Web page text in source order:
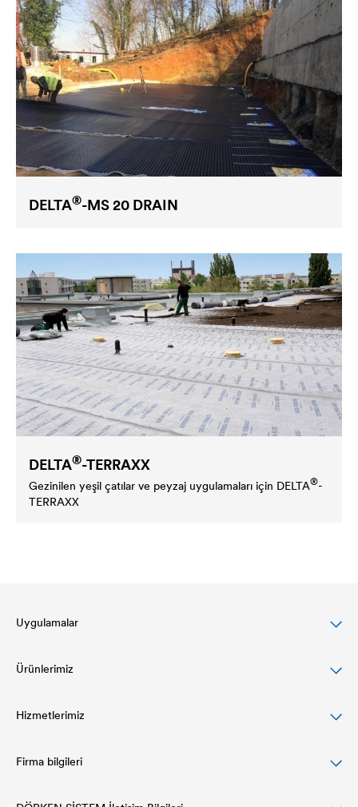
DELTA®-MS 20 DRAIN
DELTA®-TERRAXX
Gezinilen yeşil çatılar ve peyzaj uygulamaları için DELTA®-
TERRAXX
Uygulamalar
Eğimli çatılar için DELTA çözümleri
Cephe tasarımları için kapsamlı çözümler
Düz çatılarda koruma ve drenaj
Yalıtım sistemleri ve drenaj
Ürünlerimiz
Çatı örtüleri
Hava ve Buhar Bariyerleri
Hizmetlerimiz
Planlama ve spesifikasyon
Firma bilgileri